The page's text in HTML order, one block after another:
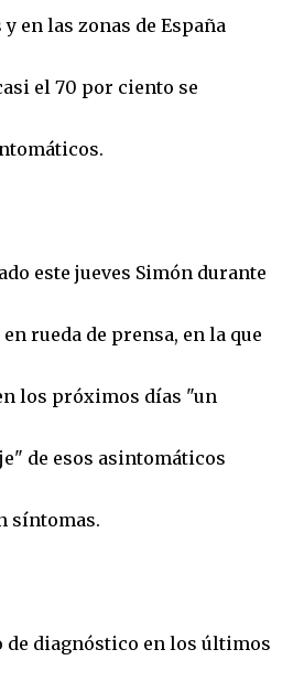
en las zonas de España
el 70 por ciento se
este jueves Simón durante
rueda de prensa, en la que
los próximos días "un
de esos asintomáticos
síntomas.
de diagnóstico en los últimos